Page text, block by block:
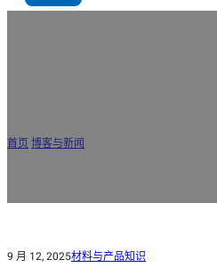
首页 博客与新闻
9 月 12, 2025材料与产品知识